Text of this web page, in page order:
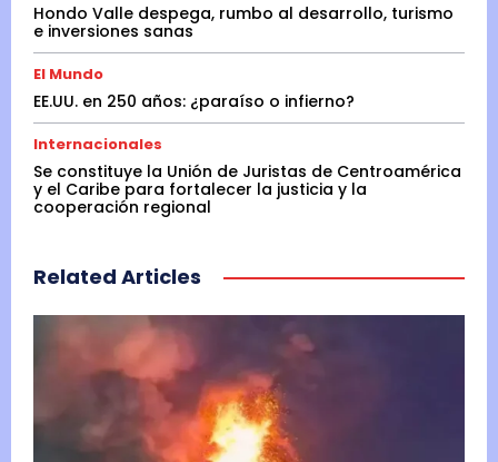
Hondo Valle despega, rumbo al desarrollo, turismo
e inversiones sanas
El Mundo
EE.UU. en 250 años: ¿paraíso o infierno?
Internacionales
Se constituye la Unión de Juristas de Centroamérica
y el Caribe para fortalecer la justicia y la
cooperación regional
Related Articles